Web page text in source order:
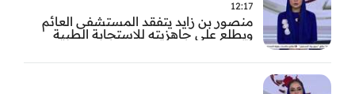
12:17
منصور بن زايد يتفقد المستشفى العائم
ويطلع على جاهزيته للاستجابة الطبية